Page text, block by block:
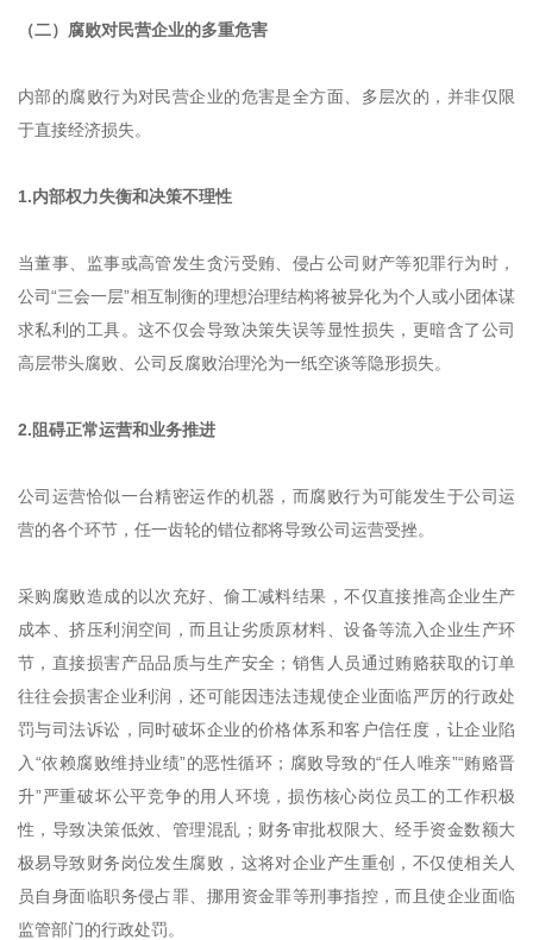
（二）腐败对民营企业的多重危害
内部的腐败行为对民营企业的危害是全方面、多层次的，并非仅限
于直接经济损失。
1.内部权力失衡和决策不理性
当董事、监事或高管发生贪污受贿、侵占公司财产等犯罪行为时，
公司“三会一层”相互制衡的理想治理结构将被异化为个人或小团体谋
求私利的工具。这不仅会导致决策失误等显性损失，更暗含了公司
高层带头腐败、公司反腐败治理沦为一纸空谈等隐形损失。
2.阻碍正常运营和业务推进
公司运营恰似一台精密运作的机器，而腐败行为可能发生于公司运
营的各个环节，任一齿轮的错位都将导致公司运营受挫。
采购腐败造成的以次充好、偷工减料结果，不仅直接推高企业生产
成本、挤压利润空间，而且让劣质原材料、设备等流入企业生产环
节，直接损害产品品质与生产安全；销售人员通过贿赂获取的订单
往往会损害企业利润，还可能因违法违规使企业面临严厉的行政处
罚与司法诉讼，同时破坏企业的价格体系和客户信任度，让企业陷
入“依赖腐败维持业绩”的恶性循环；腐败导致的“任人唯亲”“贿赂晋
升”严重破坏公平竞争的用人环境，损伤核心岗位员工的工作积极
性，导致决策低效、管理混乱；财务审批权限大、经手资金数额大
极易导致财务岗位发生腐败，这将对企业产生重创，不仅使相关人
员自身面临职务侵占罪、挪用资金罪等刑事指控，而且使企业面临
监管部门的行政处罚。